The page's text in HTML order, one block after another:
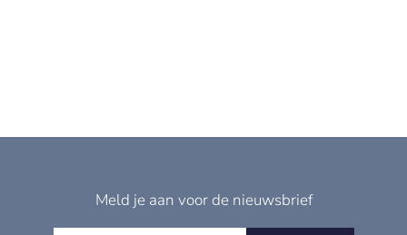
Meld je aan voor de nieuwsbrief